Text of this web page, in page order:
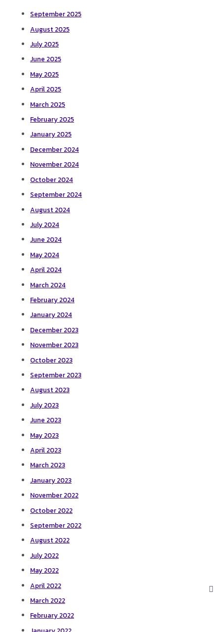
September 2025
August 2025
July 2025
June 2025
May 2025
April 2025
March 2025
February 2025
January 2025
December 2024
November 2024
October 2024
September 2024
August 2024
July 2024
June 2024
May 2024
April 2024
March 2024
February 2024
January 2024
December 2023
November 2023
October 2023
September 2023
August 2023
July 2023
June 2023
May 2023
April 2023
March 2023
January 2023
November 2022
October 2022
September 2022
August 2022
July 2022
May 2022
April 2022
March 2022
February 2022